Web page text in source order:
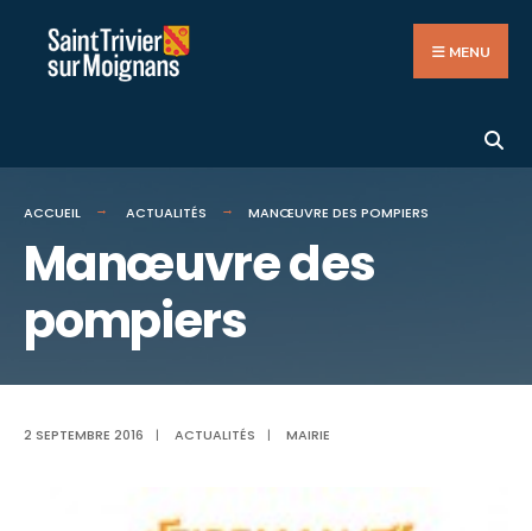
Aller
MENU
ACCUEIL ACTUALITÉS MANŒUVRE DES POMPIERS
Manœuvre des
pompiers
2 SEPTEMBRE 2016 | ACTUALITÉS | MAIRIE
for: